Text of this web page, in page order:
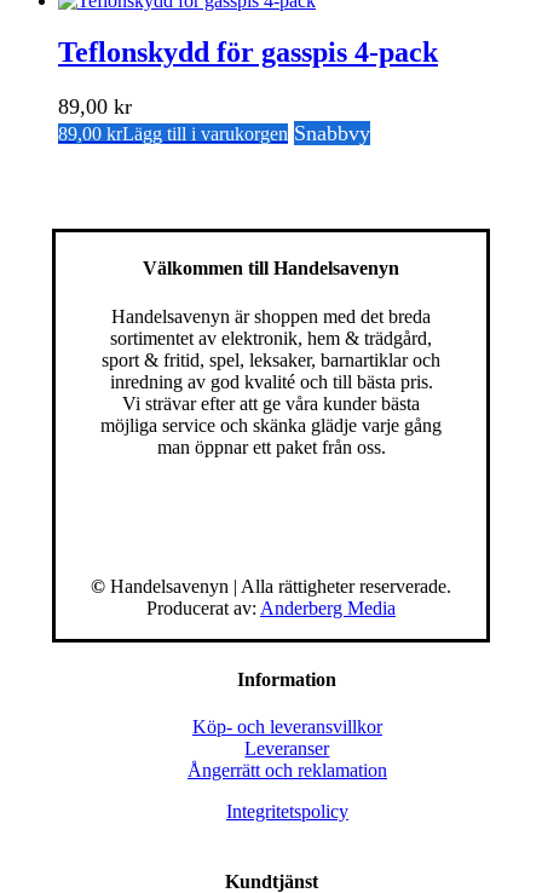
Teflonskydd för gasspis 4-pack
89,00 kr
89,00 krLägg till i varukorgen Snabbvy
Välkommen till Handelsavenyn
Handelsavenyn är shoppen med det breda
sortimentet av elektronik, hem & trädgård,
sport & fritid, spel, leksaker, barnartiklar och
inredning av god kvalité och till bästa pris.
Vi strävar efter att ge våra kunder bästa
möjliga service och skänka glädje varje gång
man öppnar ett paket från oss.
© Handelsavenyn | Alla rättigheter reserverade.
Producerat av: Anderberg Media
Information
Köp- och leveransvillkor
Leveranser
Ångerrätt och reklamation
Integritetspolicy
Kundtjänst